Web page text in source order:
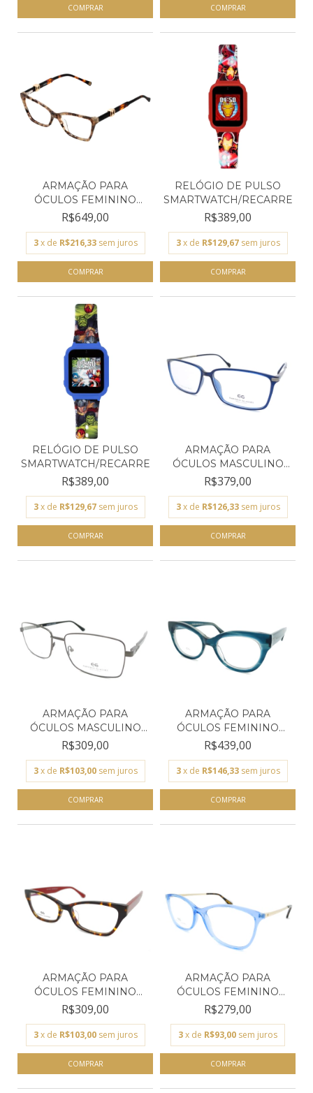
ARMAÇÃO PARA
ÓCULOS FEMININO
CARMIM TART...
R$649,00
3 x de R$216,33 sem juros
RELÓGIO DE PULSO
SMARTWATCH/
R$389,00
3 x de R$129,67 sem juros
RELÓGIO DE PULSO
SMARTWATCH/RECARREGÁVEL...
R$389,00
3 x de R$129,67 sem juros
ARMAÇÃO PARA
ÓCULOS MASCULINO
EMPÓRIO GL...
R$379,00
3 x de R$126,33 sem juros
ARMAÇÃO PARA
ÓCULOS MASCULINO
EMPÓRIO GL...
R$309,00
3 x de R$103,00 sem juros
ARMAÇÃO PARA
ÓCULOS FEMININO
EMPÓRIO GLA...
R$439,00
3 x de R$146,33 sem juros
ARMAÇÃO PARA
ÓCULOS FEMININO
EMPÓRIO GLA...
R$309,00
3 x de R$103,00 sem juros
ARMAÇÃO PARA
ÓCULOS FEMININO
EMPÓRIO GLA...
R$279,00
3x de R$93,00 sem juros